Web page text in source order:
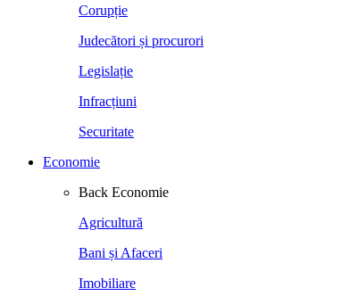
Corupție
Judecători și procurori
Legislație
Infracțiuni
Securitate
Economie
Back Economie
Agricultură
Bani și Afaceri
Imobiliare